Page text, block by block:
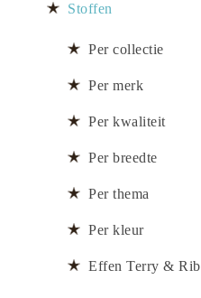
Stoffen
Per collectie
Per merk
Per kwaliteit
Per breedte
Per thema
Per kleur
Effen Terry & Rib